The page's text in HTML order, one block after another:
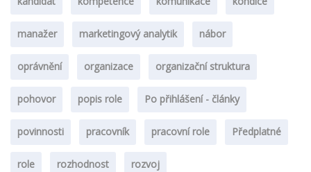
manažer marketingový analytik nábor
oprávnění organizace organizační struktura
pohovor popis role Po přihlášení - články
povinnosti pracovník pracovní role Předplatné
role rozhodnost rozvoj